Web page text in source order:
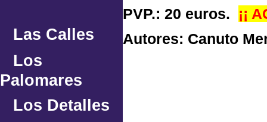
Las Calles
Los
Palomares
Los Detalles
PVP.: 20 euros.
¡¡
Autores: Canuto